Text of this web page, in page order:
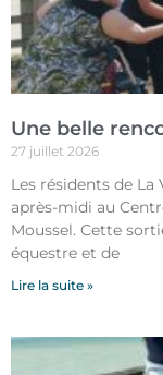
Une belle
27 juillet 2026
Les résidents de
après-midi au
Moussel. Cette
équestre et de
Lire la suite »